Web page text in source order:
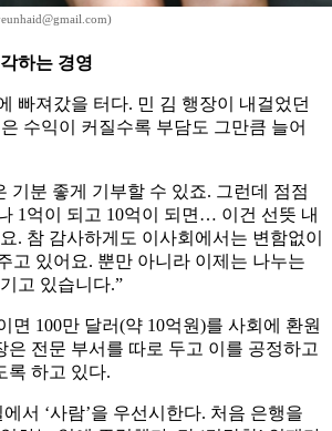
하는 경영
빠져갔을 터다. 민 김 행장이 내걸었던
수익이 커질수록 부담도 그만큼 늘어
기분 좋게 기부할 수 있죠. 그런데 점점
1억이 되고 10억이 되면… 이건 선뜻 내
. 참 감사하게도 이사회에서는 변함없이
고 있어요. 뿐만 아니라 이제는 나누는
고 있습니다.”
면 100만 달러(약 10억원)를 사회에 환원
은 전문 부서를 따로 두고 이를 공정하고
록 하고 있다.
서 ‘사람’을 우선시한다. 처음 은행을